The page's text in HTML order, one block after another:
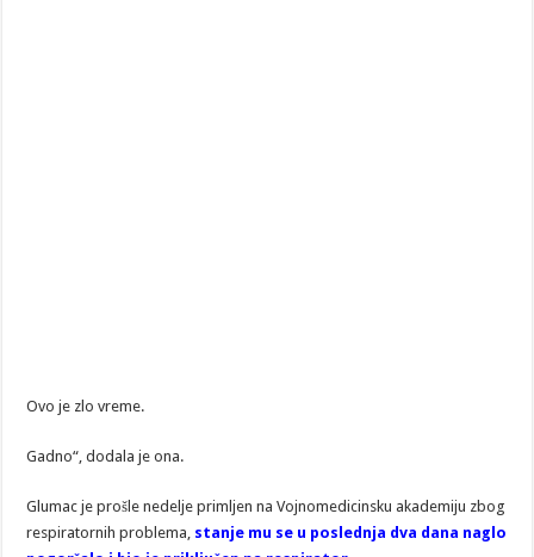
Ovo je zlo vreme.
Gadno“, dodala je ona.
Glumac je prošle nedelje primljen na Vojnomedicinsku akademiju zbog
respiratornih problema, stanje mu se u poslednja dva dana naglo